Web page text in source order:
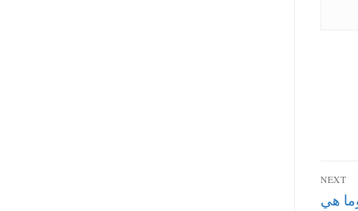
NEXT
هي